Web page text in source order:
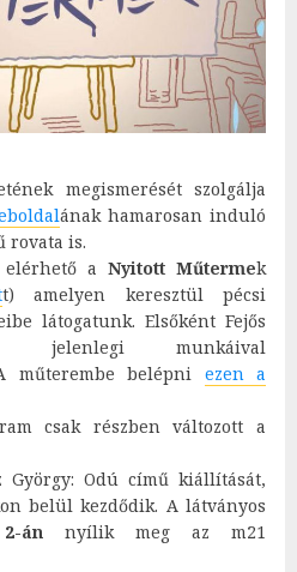
megismerését szolgálja
ának hamarosan induló
rovata is.
elérhető a Nyitott Műtermek
t) amelyen keresztül pécsi
látogatunk. Elsőként Fejős
jelenlegi munkáival
műterembe belépni ezen a
csak részben változott a
György: Odú című kiállítását,
belül kezdődik. A látványos
án nyílik meg az m21